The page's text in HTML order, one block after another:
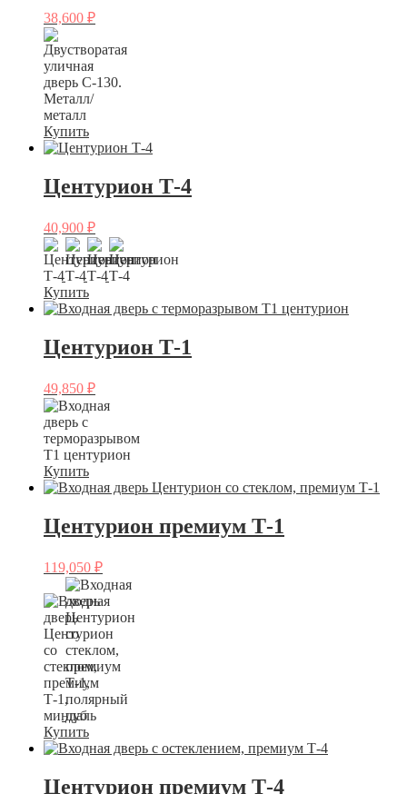
38,600 ₽
Купить
Центурион Т-4
40,900 ₽
Купить
Центурион Т-1
49,850 ₽
Купить
Центурион премиум Т-1
119,050 ₽
Купить
Центурион премиум Т-4